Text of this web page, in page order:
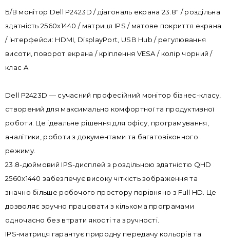
Б/В монітор Dell P2423D / діагональ екрана 23.8" / роздільна
здатність 2560x1440 / матриця IPS / матове покриття екрана
/ інтерфейси: HDMI, DisplayPort, USB Hub / регулювання
висоти, поворот екрана / кріплення VESA / колір чорний /
клас A
Dell P2423D — сучасний професійний монітор бізнес-класу,
створений для максимально комфортної та продуктивної
роботи. Це ідеальне рішення для офісу, програмування,
аналітики, роботи з документами та багатовіконного
режиму.
23.8-дюймовий IPS-дисплей з роздільною здатністю QHD
2560x1440 забезпечує високу чіткість зображення та
значно більше робочого простору порівняно з Full HD. Це
дозволяє зручно працювати з кількома програмами
одночасно без втрати якості та зручності.
IPS-матриця гарантує природну передачу кольорів та